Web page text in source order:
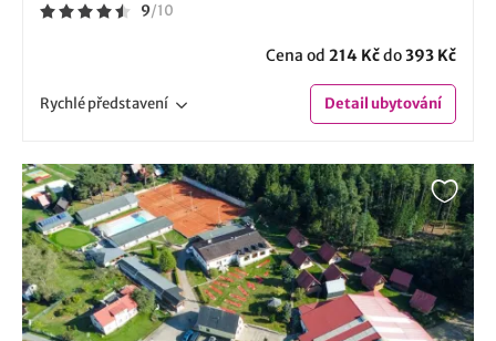
9/10
Cena od 214 Kčdo393 Kč
Rychlépředstavení Detailubytování